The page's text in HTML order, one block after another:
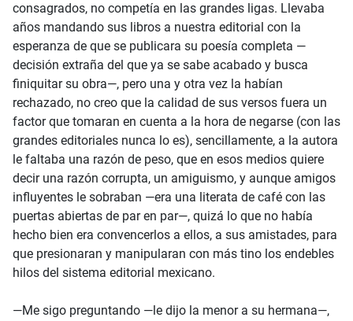
consagrados, no competía en las grandes ligas. Llevaba
años mandando sus libros a nuestra editorial con la
esperanza de que se publicara su poesía completa —
decisión extraña del que ya se sabe acabado y busca
finiquitar su obra—, pero una y otra vez la habían
rechazado, no creo que la calidad de sus versos fuera un
factor que tomaran en cuenta a la hora de negarse (con las
grandes editoriales nunca lo es), sencillamente, a la autora
le faltaba una razón de peso, que en esos medios quiere
decir una razón corrupta, un amiguismo, y aunque amigos
influyentes le sobraban —era una literata de café con las
puertas abiertas de par en par—, quizá lo que no había
hecho bien era convencerlos a ellos, a sus amistades, para
que presionaran y manipularan con más tino los endebles
hilos del sistema editorial mexicano.
—Me sigo preguntando —le dijo la menor a su hermana—,